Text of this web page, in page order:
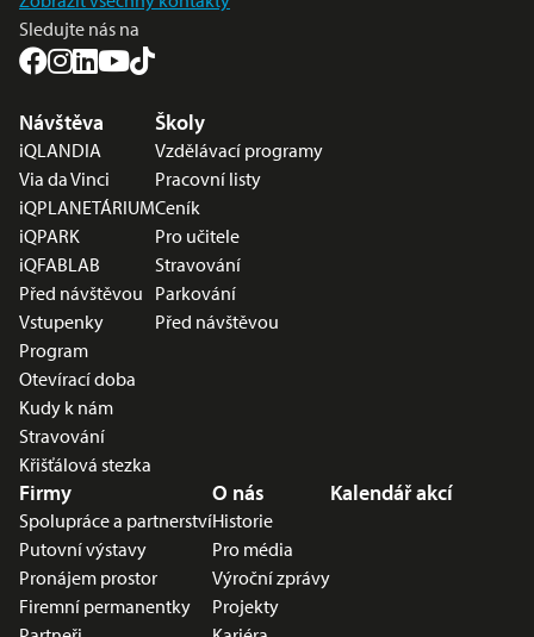
Sledujte nás na
Nabídka v zápatí
Návštěva
iQLANDIA
Via da Vinci
iQPLANETÁRIUM
iQPARK
iQFABLAB
Před návštěvou
Vstupenky
Program
Otevírací doba
Kudy k nám
Stravování
Křišťálová stezka
Školy
Vzdělávací programy
Pracovní listy
Ceník
Pro učitele
Stravování
Parkování
Před návštěvou
Firmy
Spolupráce a partnerství
Putovní výstavy
Pronájem prostor
Firemní permanentky
O nás
Historie
Pro média
Výroční zprávy
Projekty
Kalendář akcí